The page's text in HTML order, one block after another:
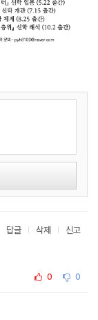
답글 삭제 신고
0 0